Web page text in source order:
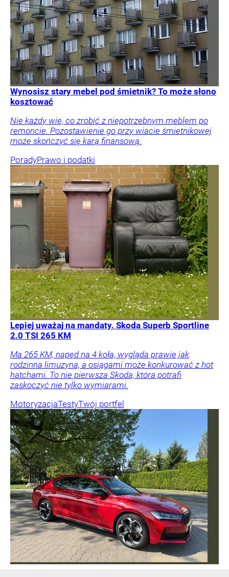
Wynosisz stary mebel pod śmietnik? To może słono
kosztować
Nie każdy wie, co zrobić z niepotrzebnym meblem po
remoncie. Pozostawienie go przy wiacie śmietnikowej
może skończyć się karą finansową.
PoradyPrawo i podatki
Lepiej uważaj na mandaty. Skoda Superb Sportline
2.0 TSI 265 KM
Ma 265 KM, napęd na 4 koła, wygląda prawie jak
rodzinna limuzyna, a osiągami może konkurować z hot
hatchami. To nie pierwsza Skoda, która potrafi
zaskoczyć nie tylko wymiarami.
MotoryzacjaTestyTwój portfel